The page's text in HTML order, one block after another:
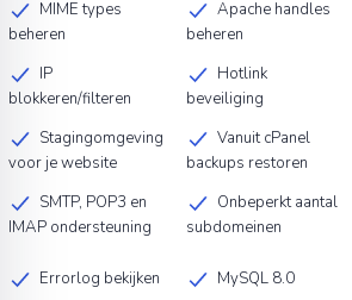
MIME types
beheren
Apache handles
beheren
IP
blokkeren/filteren
Hotlink
beveiliging
Stagingomgeving
voor je website
Vanuit cPanel
backups restoren
SMTP, POP3 en
IMAP ondersteuning
Onbeperkt aantal
subdomeinen
Errorlog bekijken MySQL 8.0